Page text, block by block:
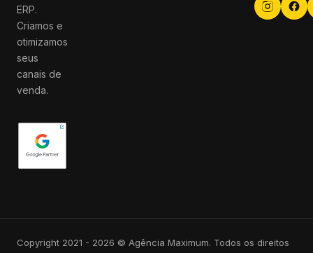
ERP.
Criamos e
otimizamos
seus
canais de
venda.
Copyright 2021 - 2026 © Agência Maximum. Todos os direitos